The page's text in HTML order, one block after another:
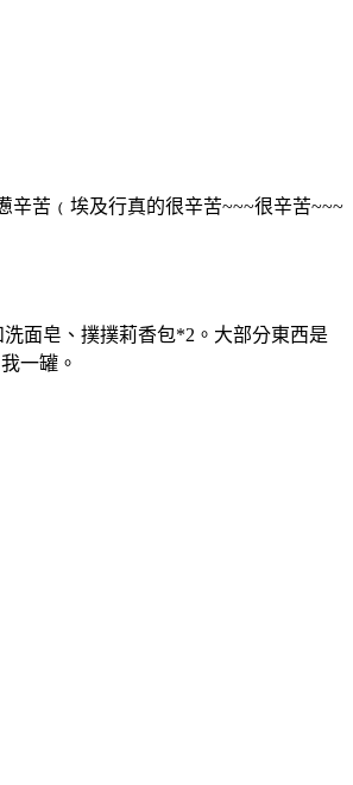
苦﹙埃及行真的很辛苦~~~很辛苦~~~
面皂、撲撲莉香包*2。大部分東西是
一罐。